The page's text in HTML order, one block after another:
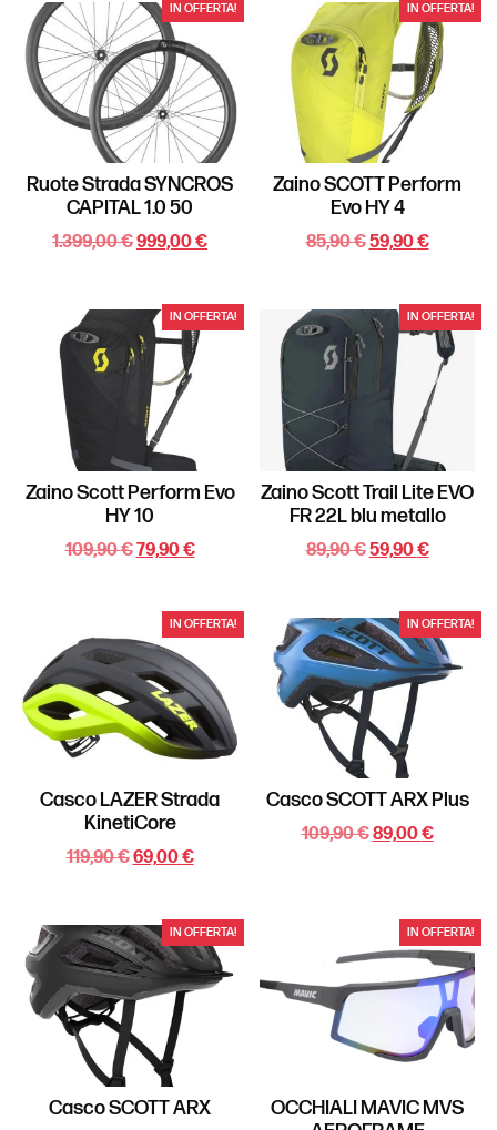
IN OFFERTA!
Ruote Strada SYNCROS
CAPITAL 1.0 50
1.399,00€999,00€
IN OFFERTA!
Zaino SCOTT Perform
Evo HY 4
85,90€59,90€
IN OFFERTA!
Zaino Scott Perform Evo
HY 10
109,90€79,90€
IN OFFERTA!
Zaino Scott Trail Lite EVO
FR 22L blu metallo
89,90€59,90€
IN OFFERTA!
Casco LAZER Strada
KinetiCore
119,90€69,00€
IN OFFERTA!
Casco SCOTT ARX Plus
109,90€89,00€
IN OFFERTA!
Casco SCOTT ARX
IN OFFERTA!
OCCHIALI MAVIC MVS